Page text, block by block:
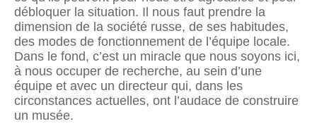
débloquer la situation. Il nous faut prendre la
dimension de la société russe, de ses habitudes,
des modes de fonctionnement de l’équipe locale.
Dans le fond, c’est un miracle que nous soyons ici,
à nous occuper de recherche, au sein d’une
équipe et avec un directeur qui, dans les
circonstances actuelles, ont l’audace de construire
un musée.